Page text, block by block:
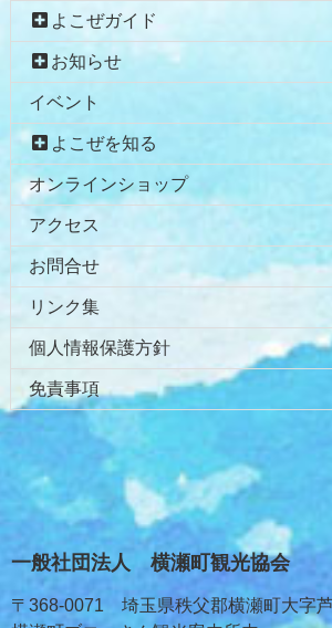
よこぜガイド
お知らせ
イベント
よこぜを知る
オンラインショップ
アクセス
お問合せ
リンク集
個人情報保護方針
免責事項
一般社団法人 横瀬町観光協会
〒368-0071 埼玉県秩父郡横瀬町大字